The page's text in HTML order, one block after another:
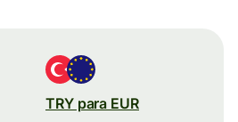
TRY para EUR